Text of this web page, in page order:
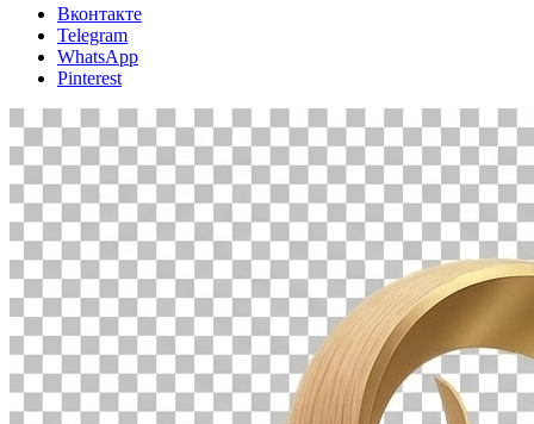
Вконтакте
Telegram
WhatsApp
Pinterest